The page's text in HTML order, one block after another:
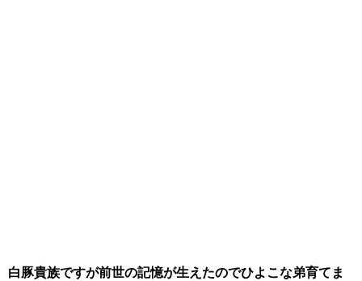
白豚貴族ですが前世の記憶が生えたのでひよこな弟育てま